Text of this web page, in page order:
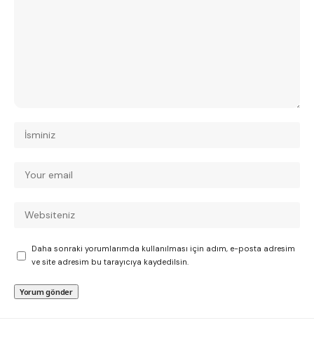
Daha sonraki yorumlarımda kullanılması için adım, e-posta adresim
ve site adresim bu tarayıcıya kaydedilsin.